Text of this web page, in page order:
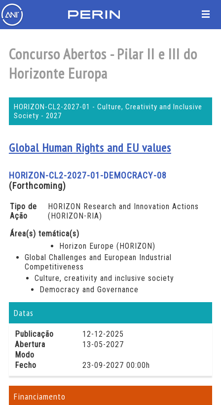
Concurso Abertos - Pilar II e III do
Horizonte Europa
HORIZON-CL2-2027-01 - Culture, Creativity and Inclusive
Society - 2027
Global Human Rights and EU values
HORIZON-CL2-2027-01-DEMOCRACY-08
(Forthcoming)
Tipo de
Ação
HORIZON Research and Innovation Actions
(HORIZON-RIA)
Área(s) temática(s)
Horizon Europe (HORIZON)
Global Challenges and European Industrial
Competitiveness
Culture, creativity and inclusive society
Democracy and Governance
Datas
Publicação
12-12-2025
Abertura
13-05-2027
Modo
Fecho
23-09-2027 00:00h
Financiamento